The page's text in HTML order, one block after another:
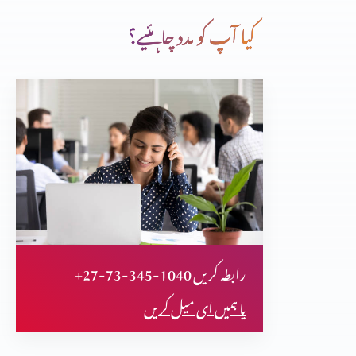
سچائی اور آزادی
ان کی آنکھیں کھل گئیں، کیا آپ کی بھی؟
قیامت اور زندگی
چھوٹا کون اور بڑا کون؟
کیا آپ کو مدد چاہئیے؟
+27-73-345-1040 رابطہ کریں
یا ہمیں ای میل کریں